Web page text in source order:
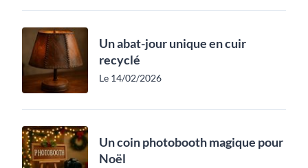
Un abat-jour unique en cuir
recyclé
Le 14/02/2026
Un coin photobooth magique pour
Noël